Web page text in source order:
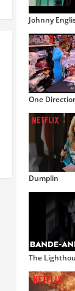
Johnny
One
Dumplin
The